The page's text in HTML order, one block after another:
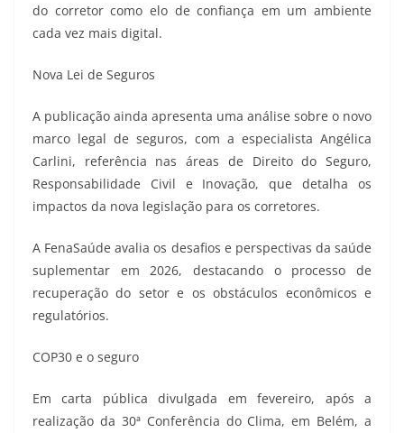
do corretor como elo de confiança em um ambiente
cada vez mais digital.
Nova Lei de Seguros
A publicação ainda apresenta uma análise sobre o novo
marco legal de seguros, com a especialista Angélica
Carlini, referência nas áreas de Direito do Seguro,
Responsabilidade Civil e Inovação, que detalha os
impactos da nova legislação para os corretores.
A FenaSaúde avalia os desafios e perspectivas da saúde
suplementar em 2026, destacando o processo de
recuperação do setor e os obstáculos econômicos e
regulatórios.
COP30 e o seguro
Em carta pública divulgada em fevereiro, após a
realização da 30ª Conferência do Clima, em Belém, a